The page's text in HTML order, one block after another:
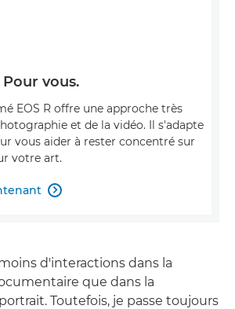
vous.
EOS R offre une approche très
et de la vidéo. Il s'adapte
vous aider à rester concentré sur
votre art.

d'interactions dans la
que dans la
Toutefois, je passe toujours